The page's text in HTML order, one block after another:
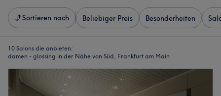
Sortieren nach Beliebiger Preis Besonderheiten
10 Salons die anbieten:
damen - glossing in der Nähe von Süd, Frankfurt am Main